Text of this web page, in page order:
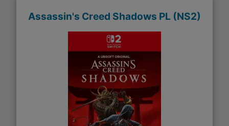
Assassin's Creed Shadows PL (NS2)